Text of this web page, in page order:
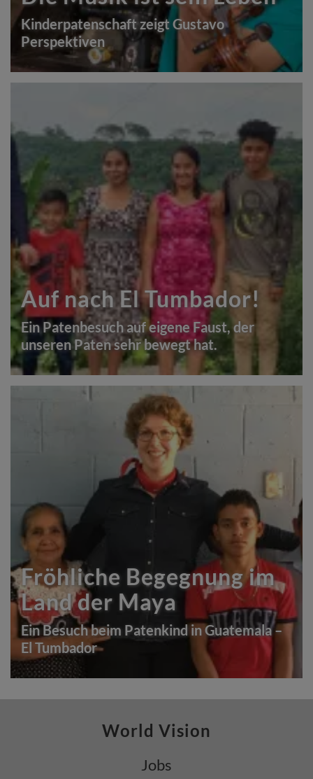
Kinderpatenschaft zeigt Gustavo
Perspektiven
Auf nach El Tumbador!
Ein Patenbesuch auf eigene Faust, der
unseren Paten sehr bewegt hat.
Fröhliche Begegnung im
Land der Maya
Ein Besuch beim Patenkind in Guatemala –
El Tumbador
World Vision
Jobs